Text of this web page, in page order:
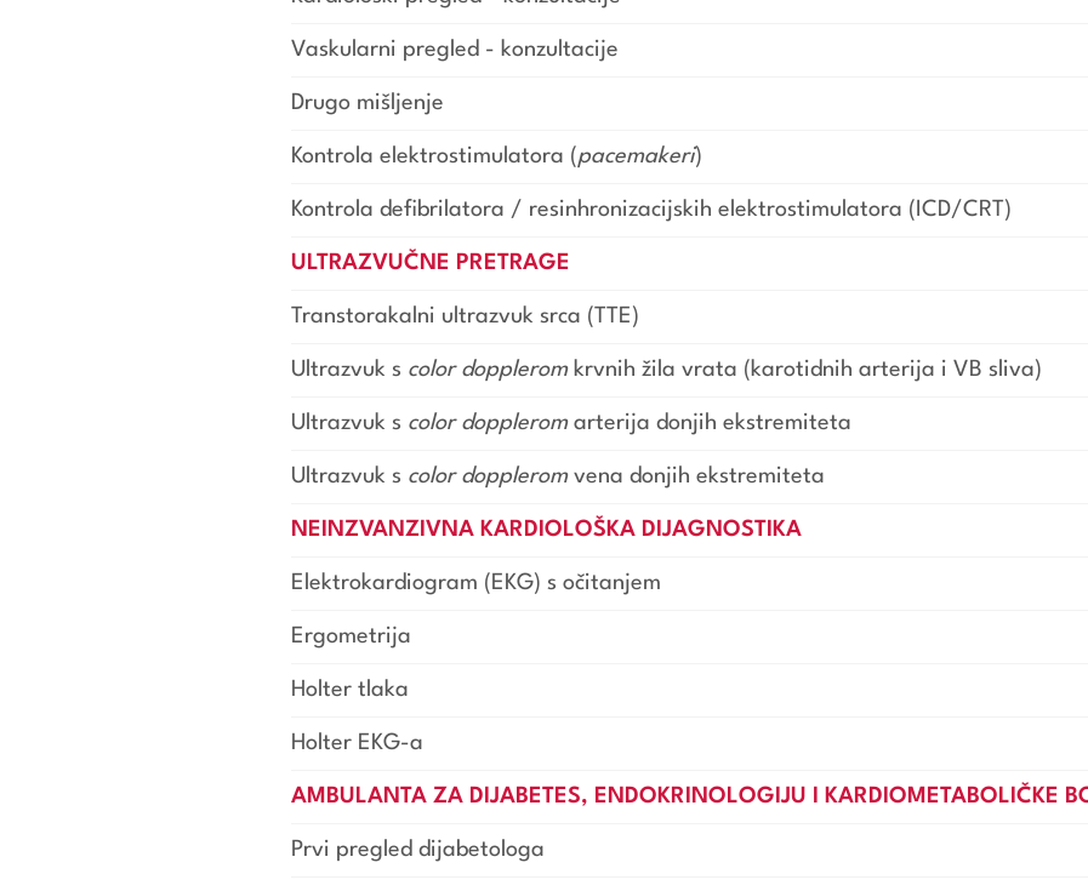
Vaskularni pregled - konzultacije
Drugo mišljenje
Kontrola elektrostimulatora (pacemakeri)
Kontrola defibrilatora / resinhronizacijskih elektrostimulatora (ICD/CRT)
ULTRAZVUČNE PRETRAGE
Transtorakalni ultrazvuk srca (TTE)
Ultrazvuk s color doppleromkrvnih žila vrata (karotidnih arterija i VB sliva)
Ultrazvuk s color doppleromarterija donjih ekstremiteta
Ultrazvuk s color doppleromvena donjih ekstremiteta
NEINZVANZIVNA KARDIOLOŠKA DIJAGNOSTIKA
Elektrokardiogram (EKG) s očitanjem
Ergometrija
Holter tlaka
Holter EKG-a
AMBULANTA ZA DIJABETES, ENDOKRINOLOGIJU I KARDIOMETABOLIČKE
Prvi pregled dijabetologa